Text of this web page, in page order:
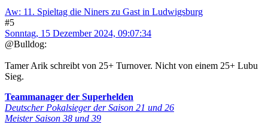
Aw: 11. Spieltag die Niners zu Gast in Ludwigsburg
#5
Sonntag, 15 Dezember 2024, 09:07:34
@Bulldog:
Tamer Arik schreibt von 25+ Turnover. Nicht von einem 25+ Lubu
Sieg.
Teammanager der Superhelden
Deutscher Pokalsieger der Saison 21 und 26
Meister Saison 38 und 39